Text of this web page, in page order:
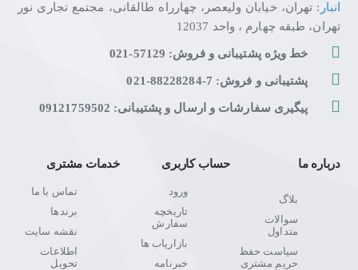
انبار : تهران، خیابان ولیعصر، چهارراه طالقانی، مجتمع تجاری نور
تهران، طبقه چهارم ، واحد 12037
خط ویژه پشتیبانی و فروش: 57129-021
پشتیبانی و فروش: 7-88228284-021
پیگیری سفارشات و ارسال و پشتیبانی: 09121759502
درباره ما
بلاگ
سوالات
متداول
سیاست حفظ
حریم مشتری
حساب کاربری
ورود
تاریخچه
سفارش
بازاریاب ها
خبرنامه
خدمات مشتری
تماس با ما
برندها
نقشه سایت
اطلاعات
تحویل